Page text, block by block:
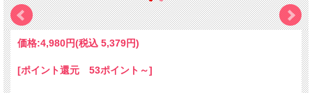
2003年に山形県の農業総合研究センター水田農業
試験場で人工交配を行い、育成を開始しました。
米より本格デビューしました
価格:4,980円(税込 5,379円)
[ポイント還元 53ポイント～]